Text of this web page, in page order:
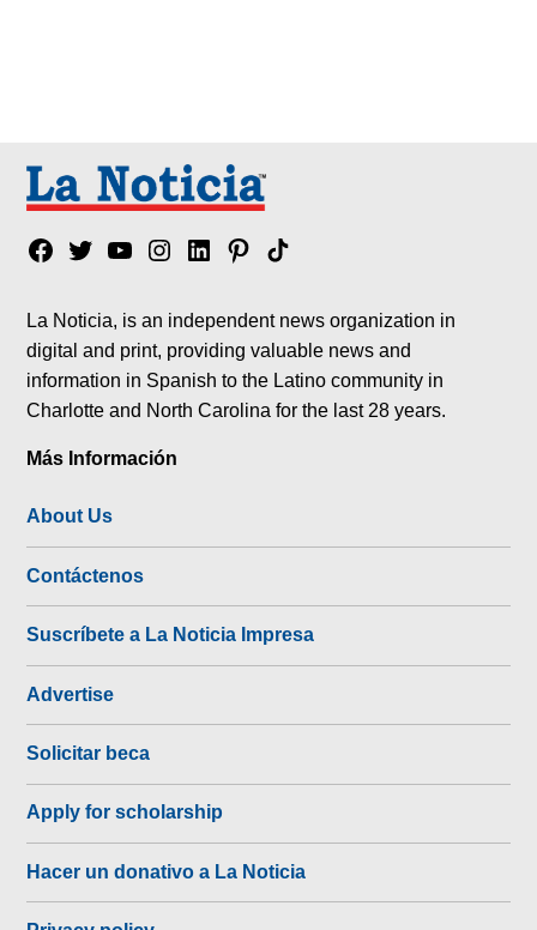
Facebook
TwitterYouTubeInstagram
LinkedinPinterest
Tik
La Noticia, is an independent news organization in
digital and print, providing valuable news and
information in Spanish to the Latino community in
Charlotte and North Carolina for the last 28 years.
Más Información
About Us
Contáctenos
Suscríbete a La Noticia Impresa
Advertise
Solicitar beca
Apply for scholarship
Hacer un donativo a La Noticia